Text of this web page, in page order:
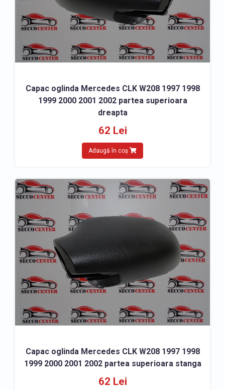
Capac oglinda Mercedes CLK W208 1997 1998
1999 2000 2001 2002 partea superioara
dreapta
62 Lei
Adaugă în coș
Capac oglinda Mercedes CLK W208 1997 1998
1999 2000 2001 2002 partea superioara stanga
62 Lei